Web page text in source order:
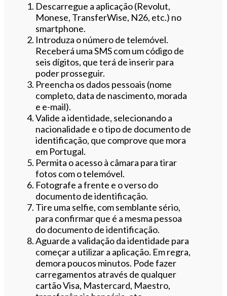
Descarregue a aplicação (Revolut,
Monese, TransferWise, N26, etc.) no
smartphone.
Introduza o número de telemóvel.
Receberá uma SMS com um código de
seis dígitos, que terá de inserir para
poder prosseguir.
Preencha os dados pessoais (nome
completo, data de nascimento, morada
e e-mail).
Valide a identidade, selecionando a
nacionalidade e o tipo de documento de
identificação, que comprove que mora
em Portugal.
Permita o acesso à câmara para tirar
fotos com o telemóvel.
Fotografe a frente e o verso do
documento de identificação.
Tire uma selfie, com semblante sério,
para confirmar que é a mesma pessoa
do documento de identificação.
Aguarde a validação da identidade para
começar a utilizar a aplicação. Em regra,
demora poucos minutos. Pode fazer
carregamentos através de qualquer
cartão Visa, Mastercard, Maestro,